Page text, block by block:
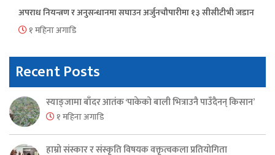
अपराध नियन्त्रण र अनुसन्धानमा सघाउन अर्जुनचौपारीमा १३ सीसीटीभी जडान
१ महिना अगाडि
Recent Posts
स्याङ्जामा बाँदर आतंक ‘पाकेको बाली भित्राउनै पाउँदैनन् किसान’
१ महिना अगाडि
हाम्रो संस्कार र संस्कृति विषयक वक्तृत्वकला प्रतियोगिता